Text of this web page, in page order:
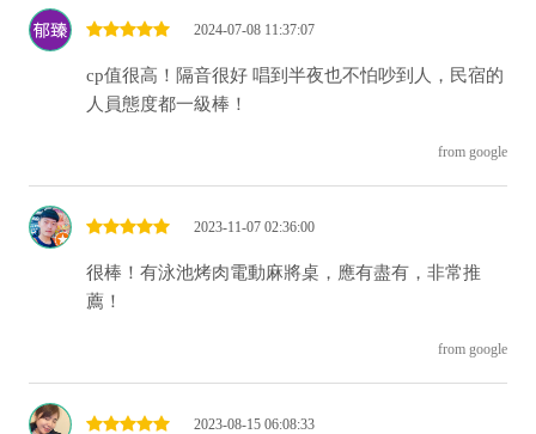
2024-07-08 11:37:07
cp值很高！隔音很好 唱到半夜也不怕吵到人，民宿的
人員態度都一級棒！
from google
2023-11-07 02:36:00
很棒！有泳池烤肉電動麻將桌，應有盡有，非常推
薦！
from google
2023-08-15 06:08:33